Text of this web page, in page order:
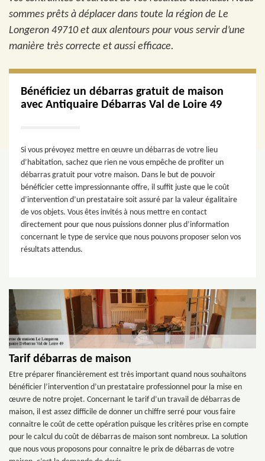
sommes prêts à déplacer dans toute la région de Le
Longeron 49710 et aux alentours pour vous servir d’une
manière très correcte et aussi efficace.
Bénéficiez un débarras gratuit de maison
avec Antiquaire Débarras Val de Loire 49
Si vous prévoyez mettre en œuvre un débarras de votre lieu
d’habitation, sachez que rien ne vous empêche de profiter un
débarras gratuit pour votre maison. Dans le but de pouvoir
bénéficier cette impressionnante offre, il suffit juste que le coût
d’intervention d’un prestataire soit assuré par la valeur égalitaire
de vos objets. Vous êtes invités à nous mettre en contact
directement pour que nous puissions donner plus d’information
concernant le type de service que nous pouvons proposer selon vos
résultats attendus.
Tarif débarras de maison
Etre préparer financièrement est très important quand nous souhaitons
bénéficier l’intervention d’un prestataire professionnel pour la mise en
œuvre de notre projet. Concernant le tarif d’un travail de débarras de
maison, il est assez difficile de donner un chiffre serré pour vous faire
connaitre le coût de cette opération puisque les critères prise en compte
pour le calcul du coût de débarras de maison sont nombreux. La solution
que nous vous proposons pour connaitre le prix de débarras de votre